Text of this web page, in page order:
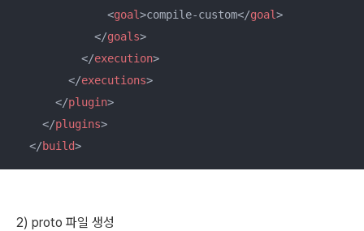
<goal>compile-custom</goal>
</goals>
</execution>
</executions>
</plugin>
</plugins>
</build>
2) proto 파일 생성